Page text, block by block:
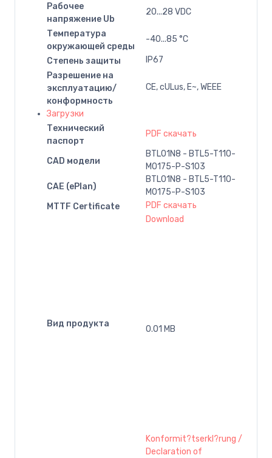
Рабочее
напряжение Ub
20...28 VDC
Температура
окружающей среды
-40...85 °C
Степень защиты
IP67
Разрешение на
эксплуатацию/
конформность
CE, cULus, E~, WEEE
Загрузки
Технический
паспорт
PDF скачать
CAD модели
BTL01N8 - BTL5-T110-
M0175-P-S103
CAE (ePlan)
BTL01N8 - BTL5-T110-
M0175-P-S103
MTTF Certificate
PDF скачать
Вид продукта
Download
0.01 MB
Konformit?tserkl?rung /
Declaration of